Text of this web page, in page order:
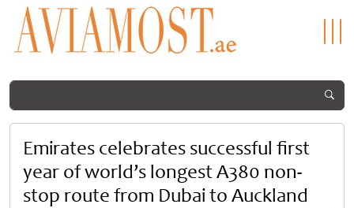
Emirates celebrates successful first
year of world’s longest A380 non-
stop route from Dubai to Auckland